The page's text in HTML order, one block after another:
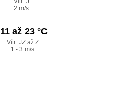
2 m/s
11 až 23 °C
Vítr: JZ až Z
1 - 3 m/s